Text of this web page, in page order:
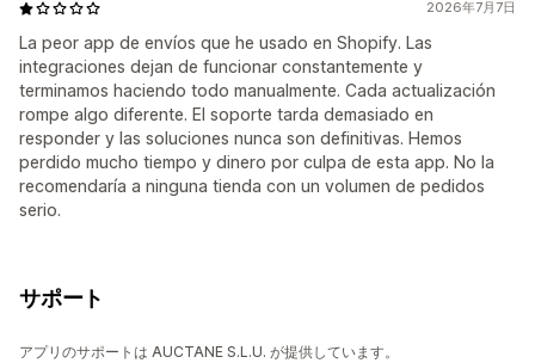
2026年7月7日
La peor app de envíos que he usado en Shopify. Las
integraciones dejan de funcionar constantemente y
terminamos haciendo todo manualmente. Cada actualización
rompe algo diferente. El soporte tarda demasiado en
responder y las soluciones nunca son definitivas. Hemos
perdido mucho tiempo y dinero por culpa de esta app. No la
recomendaría a ninguna tienda con un volumen de pedidos
serio.
サポート
アプリのサポートは AUCTANE S.L.U. が提供しています。